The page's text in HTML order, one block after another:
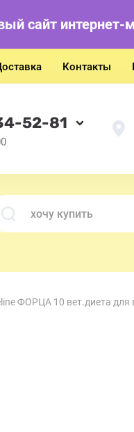
сайт
Контакты
52-81
ФОРЦА 10 вет.диета